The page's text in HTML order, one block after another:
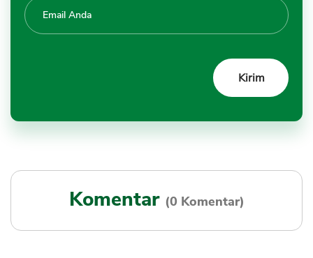
Komentar (0 Komentar)